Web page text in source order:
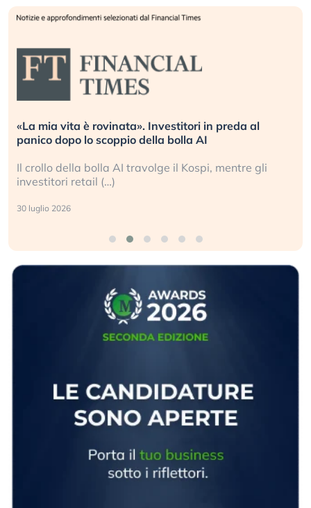
vita è rovinata». Investitori in preda al
lo scoppio della bolla AI
bolla AI travolge il Kospi, mentre gli
retail (…)
Quando
La